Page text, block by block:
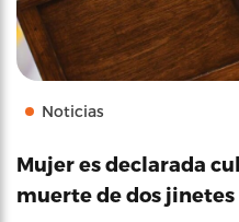
Noticias
Mujer es declarada
muerte de dos jinetes